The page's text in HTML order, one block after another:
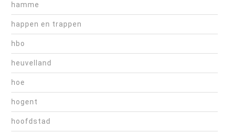
hamme
happen en trappen
hbo
heuvelland
hoe
hogent
hoofdstad